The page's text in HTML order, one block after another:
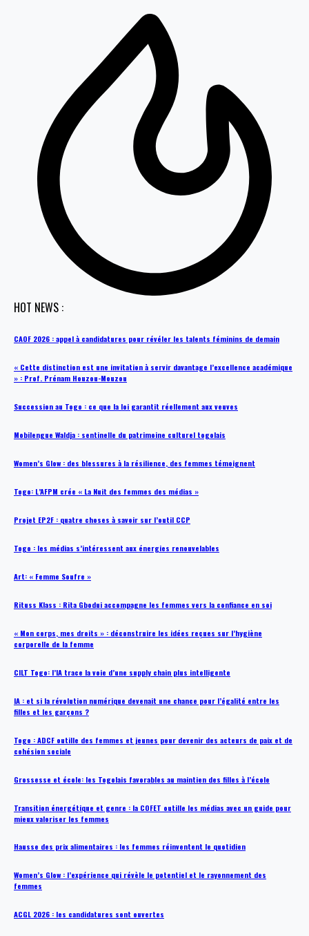
HOT NEWS :
CAOF 2026 : appel à candidatures pour révéler les talents féminins de demain
« Cette distinction est une invitation à servir davantage l’excellence académique
» : Prof. Prénam Houzou-Mouzou
Succession au Togo : ce que la loi garantit réellement aux veuves
Mobilengue Waldja : sentinelle du patrimoine culturel togolais
Women’s Glow : des blessures à la résilience, des femmes témoignent
Togo: L’AFPM crée « La Nuit des femmes des médias »
Projet EP2F : quatre choses à savoir sur l’outil CCP
Togo : les médias s’intéressent aux énergies renouvelables
Art: « Femme Soufre »
Rituss Klass : Rita Gbodui accompagne les femmes vers la confiance en soi
« Mon corps, mes droits » : déconstruire les idées reçues sur l’hygiène
corporelle de la femme
CILT Togo: l’IA trace la voie d’une supply chain plus intelligente
IA : et si la révolution numérique devenait une chance pour l’égalité entre les
filles et les garçons ?
Togo : ADCF outille des femmes et jeunes pour devenir des acteurs de paix et de
cohésion sociale
Grossesse et école: les Togolais favorables au maintien des filles à l’école
Transition énergétique et genre : la COFET outille les médias avec un guide pour
mieux valoriser les femmes
Hausse des prix alimentaires : les femmes réinventent le quotidien
Women’s Glow : l’expérience qui révèle le potentiel et le rayonnement des
femmes
ACGL 2026 : les candidatures sont ouvertes